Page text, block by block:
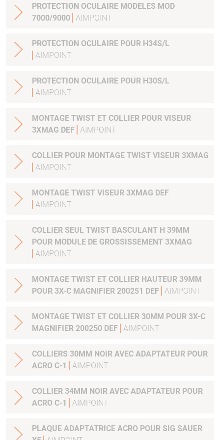
PROTECTION OCULAIRE MODELES MOD
7000/9000 AIMPOINT
PROTECTION OCULAIRE POUR H34S/L
AIMPOINT
PROTECTION OCULAIRE POUR H30S/L
AIMPOINT
MONTAGE TWIST ET COLLIER POUR VISEUR
3XMAG DEF AIMPOINT
COLLIER POUR MONTAGE TWIST VISEUR 3XMAG
AIMPOINT
MONTAGE TWIST VISEUR 3XMAG DEF
AIMPOINT
COLLIER SEUL TWIST BASCULANT H 39MM
POUR MODULE DE GROSSISSEMENT 3XMAG
AIMPOINT
MONTAGE TWIST ET COLLIER HAUTEUR 39MM
POUR 3X-C MAGNIFIER 200251 DEF AIMPOINT
MONTAGE TWIST ET COLLIER 30MM POUR 3X-C
MAGNIFIER 200250 DEF AIMPOINT
COLLIERS 30MM NOIR AVEC ADAPTATEUR POUR
ACRO C-1
AIMPOINT
COLLIER 34MM NOIR AVEC ADAPTATEUR POUR
ACRO C-1
AIMPOINT
PLAQUE ADAPTATRICE ACRO POUR SIG SAUER